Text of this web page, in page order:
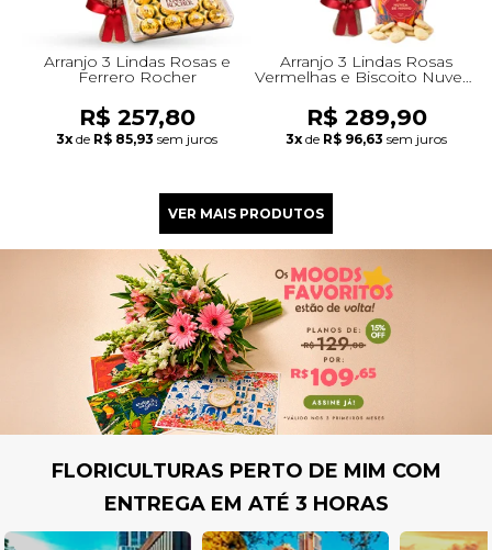
Arranjo 3 Lindas Rosas e
Ferrero Rocher
R$ 257,80
3x de R$ 85,93 sem juros
Arranjo 3 Lindas Rosas
Vermelhas e Biscoito Nuvem
R$ 289,90
3x de R$ 96,63 sem juros
FLORICULTURAS PERTO DE MIM COM
ENTREGA EM ATÉ 3 HORAS